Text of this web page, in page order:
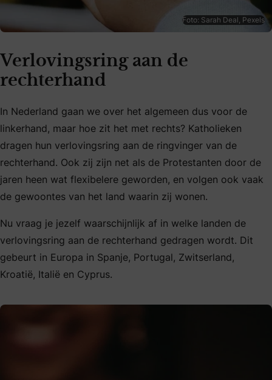
Foto: Sarah Deal, Pexels
Verlovingsring aan de
rechterhand
In Nederland gaan we over het algemeen dus voor de
linkerhand, maar hoe zit het met rechts? Katholieken
dragen hun verlovingsring aan de ringvinger van de
rechterhand. Ook zij zijn net als de Protestanten door de
jaren heen wat flexibelere geworden, en volgen ook vaak
de gewoontes van het land waarin zij wonen.
Nu vraag je jezelf waarschijnlijk af in welke landen de
verlovingsring aan de rechterhand gedragen wordt. Dit
gebeurt in Europa in Spanje, Portugal, Zwitserland,
Kroatië, Italië en Cyprus.